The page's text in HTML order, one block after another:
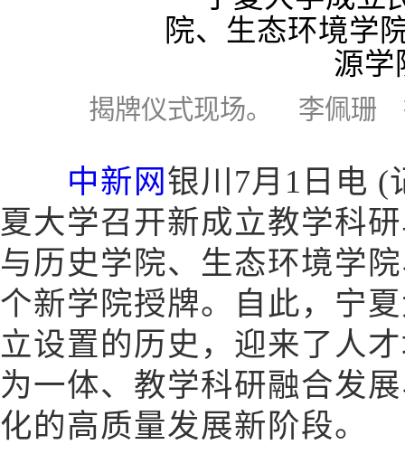
揭牌仪式现场。 李佩珊
中新网 银川7月1日电 (
夏大学召开新成立教学科
与历史学院、生态环境学
个新学院授牌。自此，宁
立设置的历史，迎来了人
为一体、教学科研融合发
化的高质量发展新阶段。